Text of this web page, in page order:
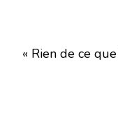
« Rien de ce